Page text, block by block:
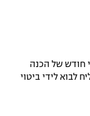
חודש של הכנה
לבוא לידי ביטוי